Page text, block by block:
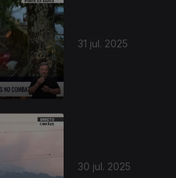
31 jul. 2025
30 jul. 2025